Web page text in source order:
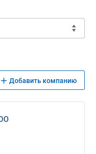
Добавить компанию